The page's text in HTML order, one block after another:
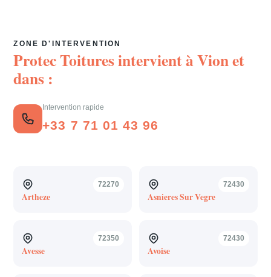
ZONE D'INTERVENTION
Protec Toitures intervient àVionet
dans :
Intervention rapide
+33 7 71 01 43 96
72270
Artheze
72430
Asnieres Sur Vegre
72350
Avesse
72430
Avoise